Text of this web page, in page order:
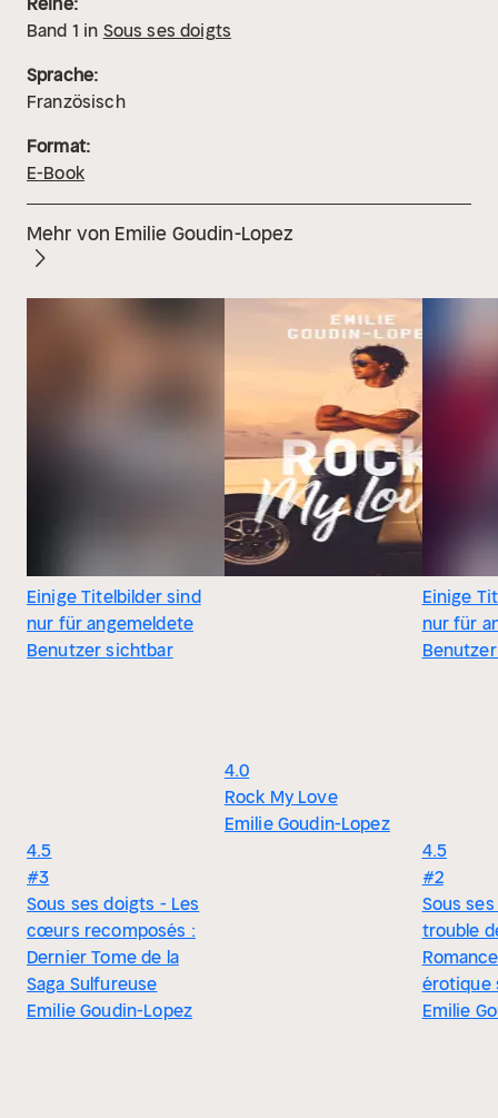
Band 1 in Sous ses doigts
Sprache:
Französisch
Format:
E-Book
Mehr von Emilie Goudin-Lopez
Einige Titelbilder sind
nur für angemeldete
Benutzer sichtbar
4.5
#3
Sous ses doigts - Les
cœurs recomposés :
Dernier Tome de la
Saga Sulfureuse
Emilie Goudin-Lopez
4.0
Rock My Love
Emilie Goudin-Lopez
Einige
nur für
4.5
#2
Sous
trouble
érotique
Emilie